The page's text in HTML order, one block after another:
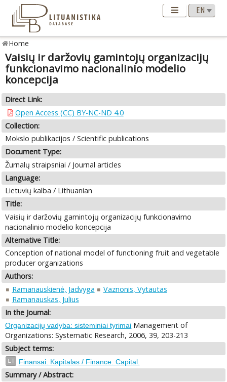
Home
Vaisių ir daržovių gamintojų organizacijų
funkcionavimo nacionalinio modelio
koncepcija
Direct Link:
Open Access (CC) BY-NC-ND 4.0
Collection:
Mokslo publikacijos / Scientific publications
Document Type:
Žurnalų straipsniai / Journal articles
Language:
Lietuvių kalba / Lithuanian
Title:
Vaisių ir daržovių gamintojų organizacijų funkcionavimo
nacionalinio modelio koncepcija
Alternative Title:
Conception of national model of functioning fruit and vegetable
producer organizations
Authors:
Ramanauskienė, Jadvyga
Vaznonis, Vytautas
Ramanauskas, Julius
In the Journal:
Organizacijų vadyba: sisteminiai tyrimai Management of
Organizations: Systematic Research, 2006, 39, 203-213
Subject terms:
LT Finansai. Kapitalas / Finance. Capital.
Summary / Abstract: